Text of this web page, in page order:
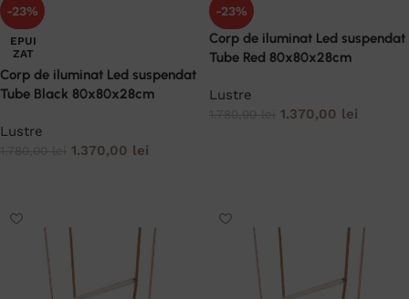
-23%
EPUI
ZAT
Corp de iluminat Led suspendat
Tube Black 80x80x28cm
Lustre
1.370,00 lei
-23%
Corp de iluminat Led suspendat
Tube Red 80x80x28cm
Lustre
1.370,00 lei